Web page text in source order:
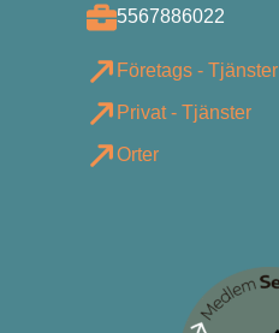
5567886022
Företags - Tjänster
Privat - Tjänster
Orter